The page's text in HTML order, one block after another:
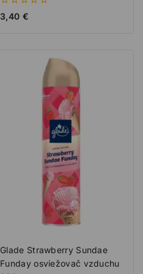
0
z
3,40 €
Glade Strawberry Sundae
Funday osviežovač vzduchu